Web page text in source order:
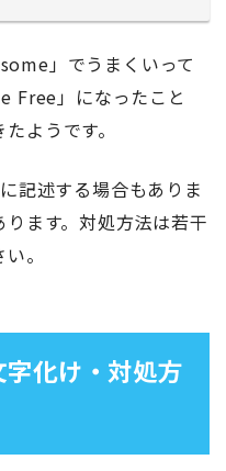
」でうまくいって
Free」になったこと
ようです。
記述する場合もありま
ます。対処方法は若干
。
化け・対処方